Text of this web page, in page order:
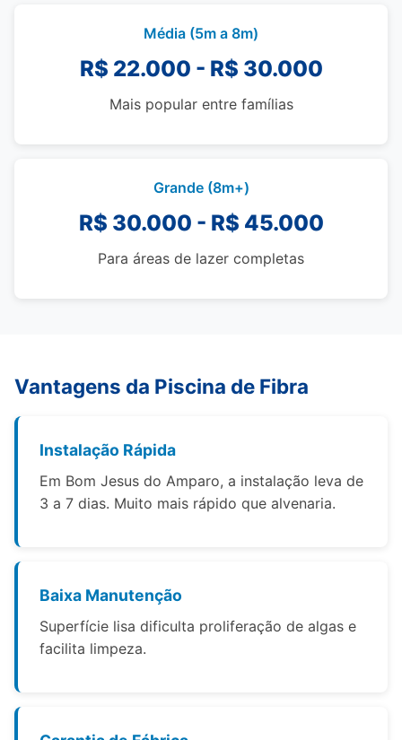
Média (5m a 8m)
R$ 22.000 - R$ 30.000
Mais popular entre famílias
Grande (8m+)
R$ 30.000 - R$ 45.000
Para áreas de lazer completas
Vantagens da Piscina de Fibra
Instalação Rápida
Em Bom Jesus do Amparo, a instalação leva de
3 a 7 dias. Muito mais rápido que alvenaria.
Baixa Manutenção
Superfície lisa dificulta proliferação de algas e
facilita limpeza.